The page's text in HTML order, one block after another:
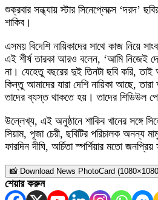
শুক্রবার সন্ধ্যায় স্টার সিনেপ্লেক্সে ‘দরদ’
শাকিব।
এসময় বিদেশি নায়িকাদের সাথে কাজ নিয়ে
এই শীর্ষ তারকা আরও বলেন, ‘আমি নিজেই
না। যেহেতু বছরের দুই তিনটা ছবি করি, তাই
কিন্তু আমাদের যারা দেশি নায়িকা আছে,
তাদের ব্যস্ত থাকতে হয়। তাদের শিডিউল
উল্লেখ্য, এই অনুষ্ঠানে শাকিব খানের সঙ্গে
সিয়াম, পূজা চেরী, ছবিটির পরিচালক অনন্য
ফারদিন দীঘি, অর্চিতা স্পর্শিয়ার মতো
📸 Download News PhotoCard
শেয়ার করুন